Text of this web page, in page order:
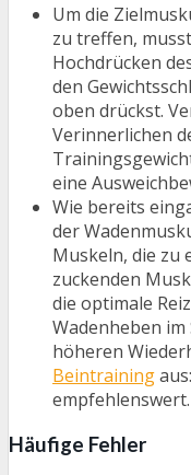
Um die
zu treffen,
Hochdrücken
den
oben drückst.
Verinnerlichen
eine
Wie bereits
der
Muskeln, die zu
zuckenden
die optimale
Wadenheben
höheren
Beintraining
empfehlenswert.
Häufige Fehler